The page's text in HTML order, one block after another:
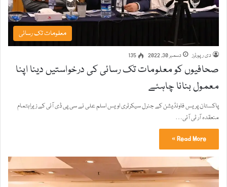
معلومات تک رسائی
دی رپورٹرز دسمبر 30, 2022 135
صحافیوں کو معلومات تک رسائی کی درخواستیں دینا اپنا
معمول بنانا چاہئے
پاکستان پریس فاونڈیشن کے جنرل سیکرٹری اویس اسلم علی نے سی پی ڈی آئی کے زیراہتمام
منعقدہ آر ٹی آئی…
Read More »